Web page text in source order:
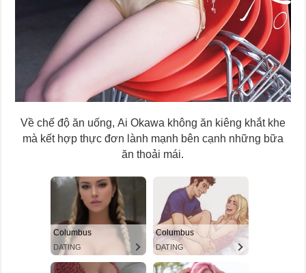
Về chế độ ăn uống, Ai Okawa không ăn kiêng khắt khe
mà kết hợp thực đơn lành mạnh bên cạnh những bữa
ăn thoải mái.